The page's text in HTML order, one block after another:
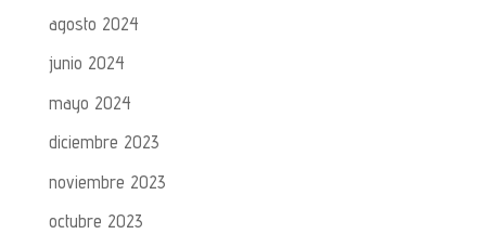
agosto 2024
junio 2024
mayo 2024
diciembre 2023
noviembre 2023
octubre 2023